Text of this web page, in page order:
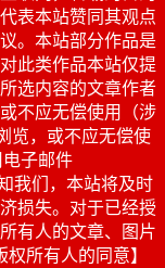
表本站赞同其观点
。本站部分作品是
此类作品本站仅提
选内容的文章作者
不应无偿使用（涉
览，或不应无偿使
子邮件
我们，本站将及时
损失。对于已经授
有人的文章、图片
所有人的同意】